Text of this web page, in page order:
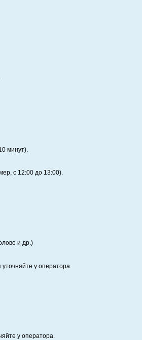
минут).
с 12:00 до 13:00).
и др.)
у оператора.
у оператора.